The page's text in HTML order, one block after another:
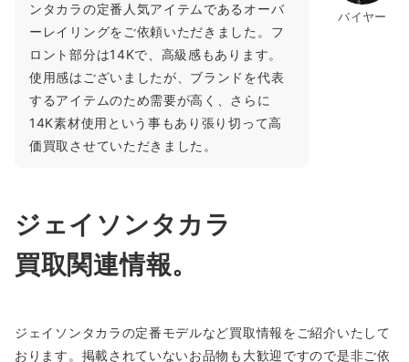
バイヤー
ンタカラの定番人気アイテムであるオーバ
ーレイリングをご依頼いただきました。フ
ロント部分は14Kで、高級感もあります。
使用感はございましたが、ブランドを代表
するアイテムのため需要が高く、さらに
14K素材使用という事もあり張り切って高
価買取させていただきました。
ジェイソンタカラ
買取関連情報。
ジェイソンタカラの定番モデルなど買取情報をご紹介いたして
おります。掲載されていないお品物も大歓迎ですので是非ご依